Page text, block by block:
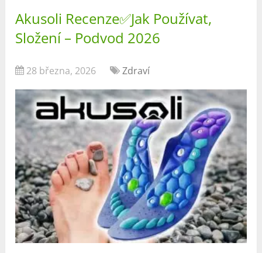
Akusoli Recenze✅Jak Používat,
Složení – Podvod 2026
28 března, 2026 Zdraví